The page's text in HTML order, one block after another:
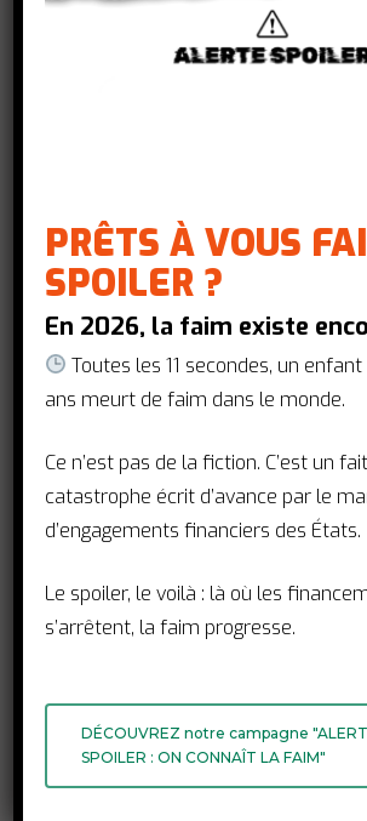
j'accepte que les
dans ce formulaire soient
pour permettre de me
PRÊTS À VOUS
SPOILER ?
En 2026, la faim existe
Toutes les 11 secondes, un
ans meurt de faim dans le monde.
Ce n’est pas de la fiction. C’est un
catastrophe écrit d’avance par le
d’engagements financiers des États.
Le spoiler, le voilà : là où les
s’arrêtent, la faim progresse.
DÉCOUVREZ notre campagne
SPOILER : ON CONNAÎT LA FAIM"